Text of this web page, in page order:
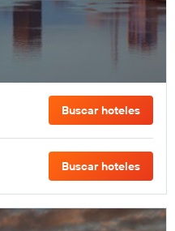
Buscar hoteles
Buscar hoteles